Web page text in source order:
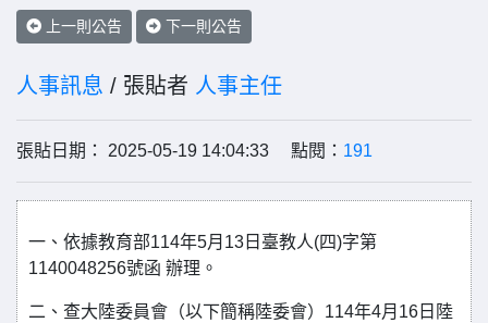
上一則公告 下一則公告
人事訊息 / 張貼者 人事主任
張貼日期： 2025-05-19 14:04:33 點閱： 191
一、依據教育部114年5月13日臺教人(四)字第
1140048256號函 辦理。
二、查大陸委員會（以下簡稱陸委會）114年4月16日陸